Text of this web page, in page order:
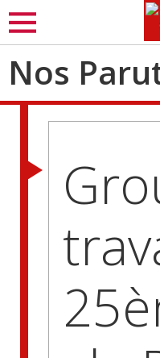
Aller
au
contenu
principal
Nos